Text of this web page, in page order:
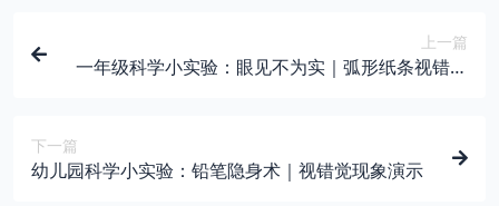
上一篇
一年级科学小实验：眼见不为实｜弧形纸条视错觉
下一篇
幼儿园科学小实验：铅笔隐身术｜视错觉现象演示